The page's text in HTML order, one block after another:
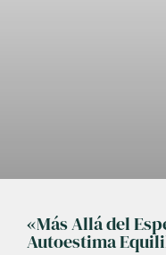
«Más Allá del
Autoestima